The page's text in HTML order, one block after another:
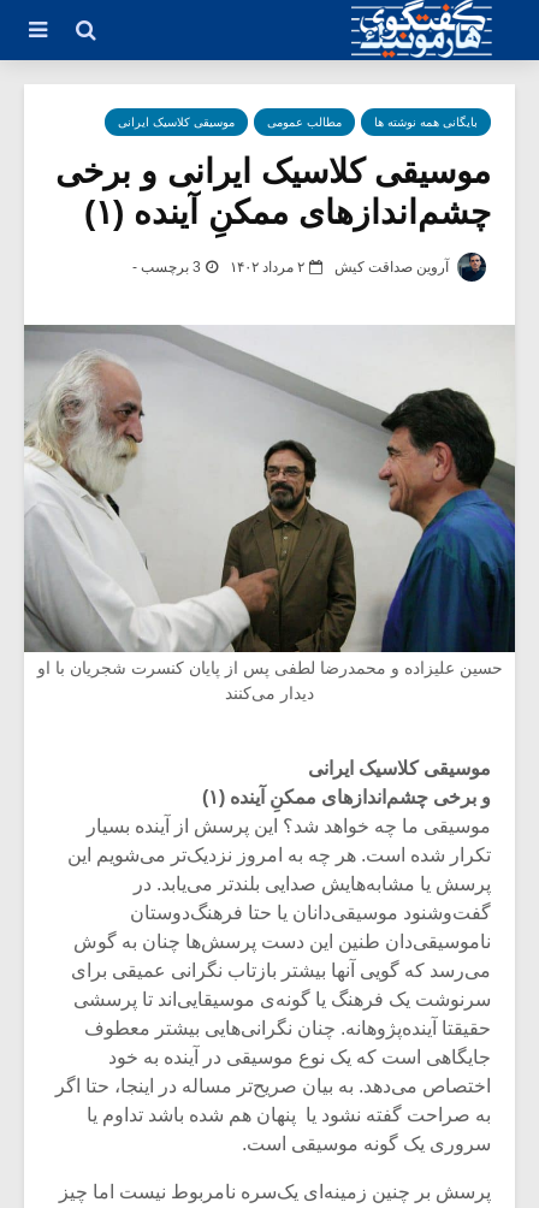
بایگانی همه نوشته ها مطالب عمومی موسیقی کلاسیک ایرانی
موسیقی کلاسیک ایرانی و برخی
چشم‌اندازهای ممکنِ آینده (۱)
آروین صداقت کیش ۲ مرداد ۱۴۰۲ 3 برچسب -
حسین علیزاده و محمدرضا لطفی پس از پایان کنسرت شجریان با او
دیدار می‌کنند
موسیقی کلاسیک ایرانی
و برخی چشم‌اندازهای ممکنِ آینده (۱)
موسیقی ما چه خواهد شد؟ این پرسش از آینده بسیار
تکرار شده است. هر چه به امروز نزدیک‌تر می‌شویم این
پرسش یا مشابه‌هایش صدایی بلندتر می‌یابد. در
گفت‌وشنود موسیقی‌دانان یا حتا فرهنگ‌دوستان
ناموسیقی‌دان طنین این دست پرسش‌ها چنان به گوش
می‌رسد که گویی آنها بیشتر بازتاب نگرانی عمیقی برای
سرنوشت یک فرهنگ یا گونه‌ی موسیقایی‌اند تا پرسشی
حقیقتا آینده‌پژوهانه. چنان نگرانی‌هایی بیشتر معطوف
جایگاهی است که یک نوع موسیقی در آینده به خود
اختصاص می‌دهد. به بیان صریح‌تر مساله در اینجا، حتا اگر
به صراحت گفته نشود یا پنهان هم شده باشد تداوم یا
سروری یک گونه موسیقی است.
پرسش بر چنین زمینه‌ای یک‌سره نامربوط نیست اما چیز